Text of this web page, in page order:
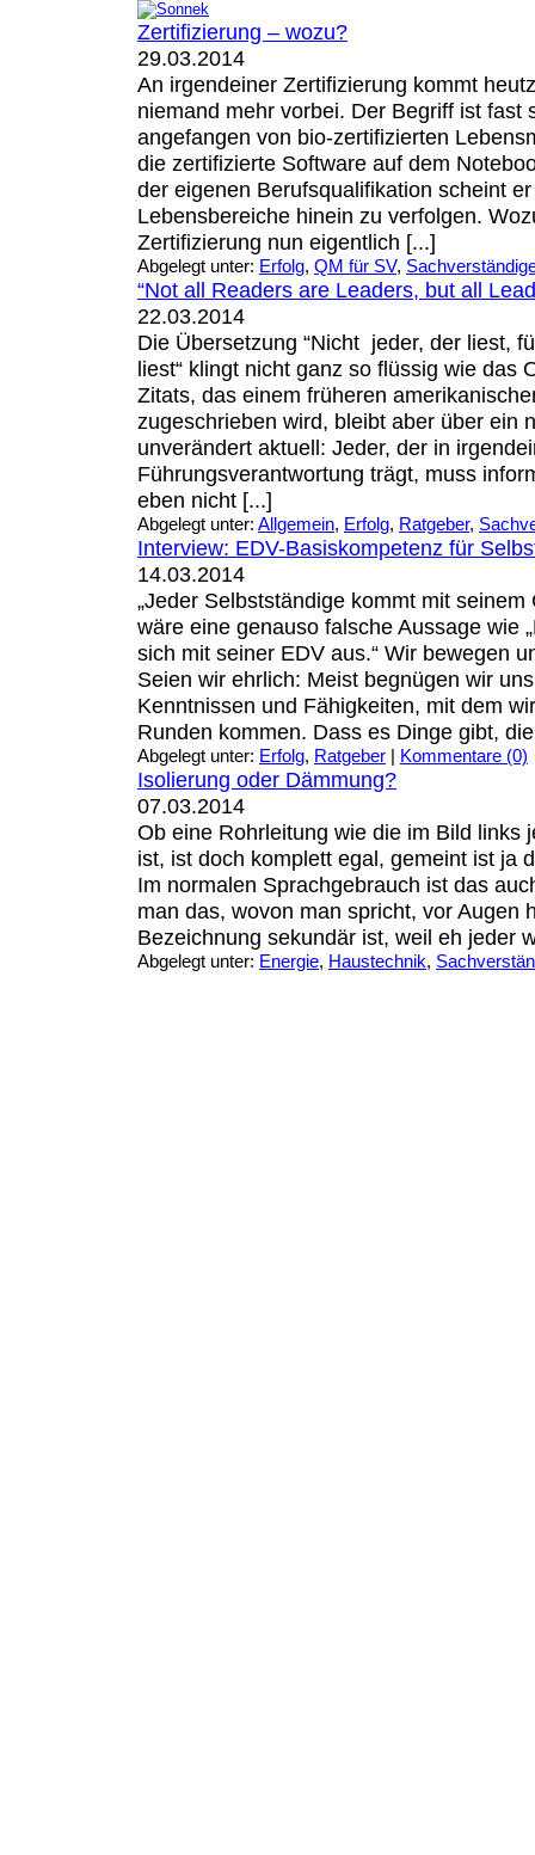
Zertifizierung – wozu?
29.03.2014
An irgendeiner Zertifizierung kommt
niemand mehr vorbei. Der Begriff ist fast
angefangen von bio-zertifizierten
die zertifizierte Software auf dem
der eigenen Berufsqualifikation scheint
Lebensbereiche hinein zu verfolgen.
Zertifizierung nun eigentlich [...]
Abgelegt unter: Erfolg, QM für SV,
“Not all Readers are Leaders, but all
22.03.2014
Die Übersetzung “Nicht jeder, der liest,
liest“ klingt nicht ganz so flüssig wie das
Zitats, das einem früheren
zugeschrieben wird, bleibt aber über ein
unverändert aktuell: Jeder, der in
Führungsverantwortung trägt, muss
eben nicht [...]
Abgelegt unter: Allgemein, Erfolg, Ratgeber,
Interview: EDV-Basiskompetenz für
14.03.2014
„Jeder Selbstständige kommt mit seinem
wäre eine genauso falsche Aussage wie
sich mit seiner EDV aus.“ Wir bewegen
Seien wir ehrlich: Meist begnügen wir
Kenntnissen und Fähigkeiten, mit dem
Runden kommen. Dass es Dinge gibt,
Abgelegt unter: Erfolg, Ratgeber | Kommentare (0)
Isolierung oder Dämmung?
07.03.2014
Ob eine Rohrleitung wie die im Bild links
ist, ist doch komplett egal, gemeint ist ja
Im normalen Sprachgebrauch ist das
man das, wovon man spricht, vor Augen
Bezeichnung sekundär ist, weil eh jeder
Abgelegt unter: Energie, Haustechnik,